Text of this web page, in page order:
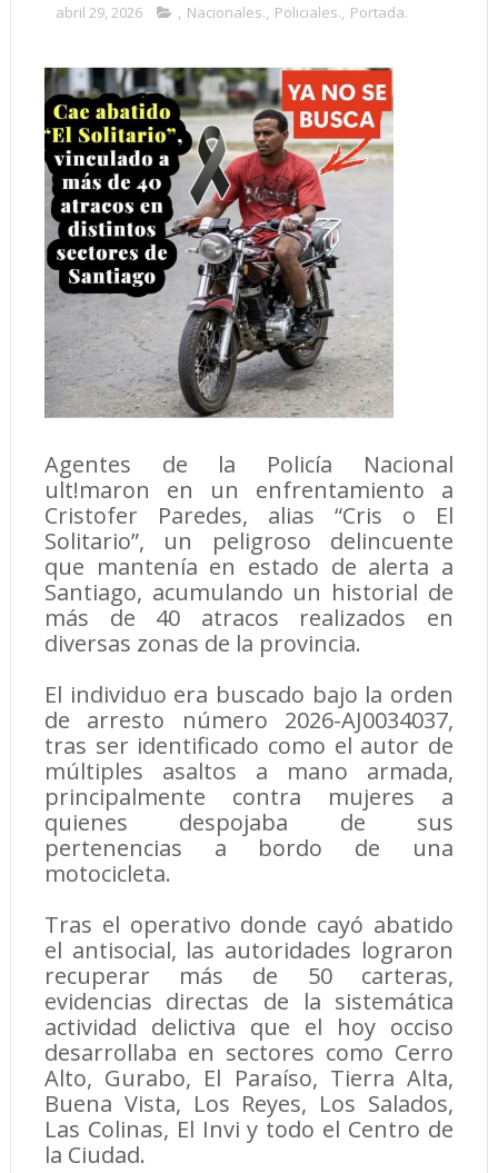
abril 29, 2026 , Nacionales., Policiales., Portada.
Agentes de la Policía Nacional
ult!maron en un enfrentamiento a
Cristofer Paredes, alias “Cris o El
Solitario”, un peligroso delincuente
que mantenía en estado de alerta a
Santiago, acumulando un historial de
más de 40 atracos realizados en
diversas zonas de la provincia.
El individuo era buscado bajo la orden
de arresto número 2026-AJ0034037,
tras ser identificado como el autor de
múltiples asaltos a mano armada,
principalmente contra mujeres a
quienes despojaba de sus
pertenencias a bordo de una
motocicleta.
Tras el operativo donde cayó abatido
el antisocial, las autoridades lograron
recuperar más de 50 carteras,
evidencias directas de la sistemática
actividad delictiva que el hoy occiso
desarrollaba en sectores como Cerro
Alto, Gurabo, El Paraíso, Tierra Alta,
Buena Vista, Los Reyes, Los Salados,
Las Colinas, El Invi y todo el Centro de
la Ciudad.